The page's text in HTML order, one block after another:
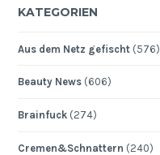
KATEGORIEN
Aus dem Netz gefischt (576)
Beauty News (606)
Brainfuck (274)
Cremen&Schnattern (240)